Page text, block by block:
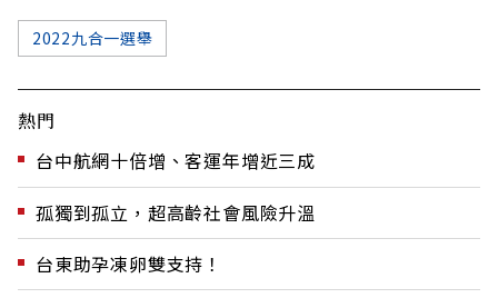
2022九合一選舉
熱門
台中航網十倍增、客運年增近三成
孤獨到孤立，超高齡社會風險升溫
台東助孕凍卵雙支持！